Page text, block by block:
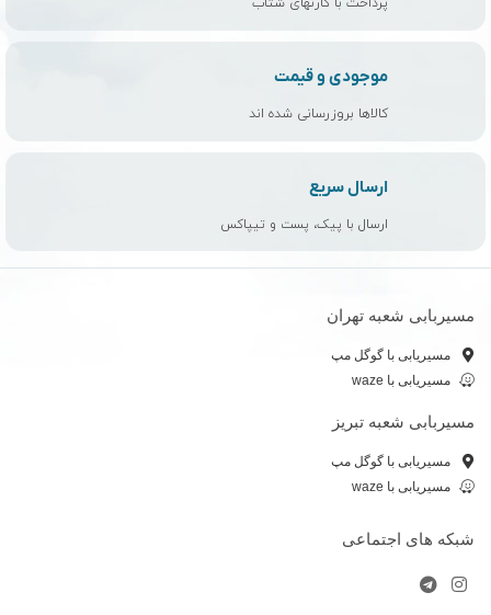
موجودی و قیمت
کالاها بروزرسانی شده اند
ارسال سریع
ارسال با پیک، پست و تیپاکس
مسیربابی شعبه تهران
مسیریابی با گوگل مپ
مسیریابی با waze
مسیربابی شعبه تبریز
مسیریابی با گوگل مپ
مسیریابی با waze
شبکه های اجتماعی